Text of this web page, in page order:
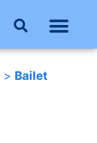
> Bailet